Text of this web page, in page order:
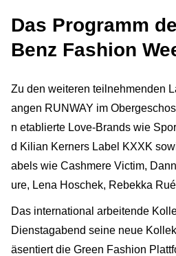
Das Programm
Benz Fashion
Zu den weiteren teilnehmenden
angen RUNWAY im
n etablierte Love-Brands wie
d Kilian Kerners Label KXXK
abels wie Cashmere Victim,
ure, Lena Hoschek, Rebekka
Das international arbeitende
Dienstagabend seine neue
äsentiert die Green Fashion